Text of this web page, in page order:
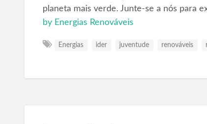
planeta mais verde. Junte-se a nós para
by Energias Renováveis
Energias ider juventude renováveis